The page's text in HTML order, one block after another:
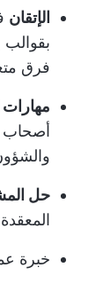
الإتقان
بقوالب
فرق
مهارات
أصحاب
حل
خبرة